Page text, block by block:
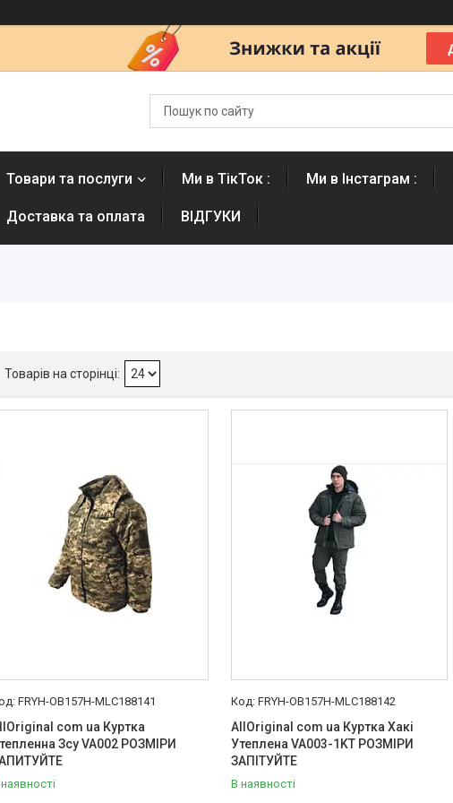
Товари та послуги Ми в ТікТок : Ми в Інстаграм :
Доставка та оплата ВІДГУКИ
FRYH-OB157H-MLC188141
com ua Куртка
Зсу VA002 РОЗМІРИ
FRYH-OB157H-MLC188142
AllOriginal com ua Куртка Хакі
Утеплена VA003-1KT РОЗМІРИ
ЗАПІТУЙТЕ
В наявності